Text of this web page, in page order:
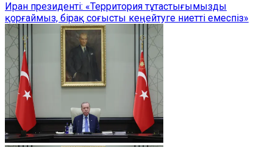
Иран президенті: «Территория тұтастығымызды
қорғаймыз, бірақ соғысты кеңейтуге ниетті емеспіз»